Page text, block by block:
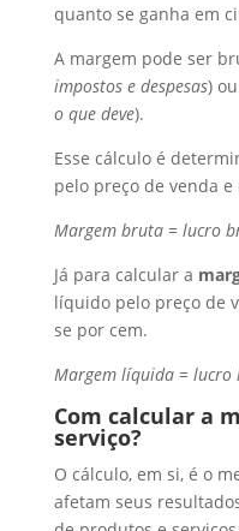
quanto se ganha em
A margem pode ser
impostos e despesas)
o que deve).
Esse cálculo é
pelo preço de venda
Margem bruta = lucro
Já para calcular a
líquido pelo preço de
se por cem.
Margem líquida = lucro
Com calcular a
serviço?
O cálculo, em si, é o
afetam seus